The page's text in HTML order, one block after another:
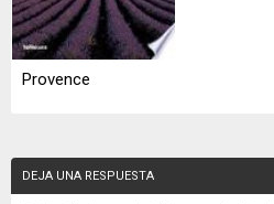
Provence
DEJA UNA RESPUESTA